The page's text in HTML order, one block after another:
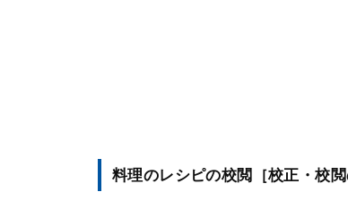
料理のレシピの校閲［校正・校閲